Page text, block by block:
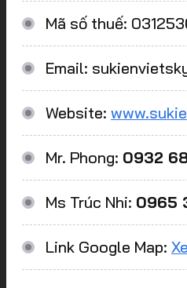
Mã số thuế:
Email:
Website:
Mr. Phong: 0932
Ms Trúc Nhi: 0965
Link Google Map: